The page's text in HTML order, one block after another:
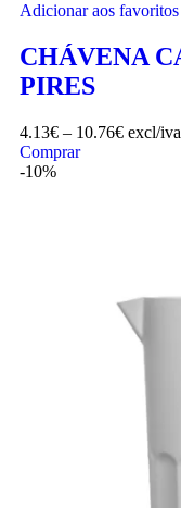
Adicionar aos favoritos
CHÁVENA
PIRES
4.13€ – 10.76€ excl/iva
Comprar
-10%